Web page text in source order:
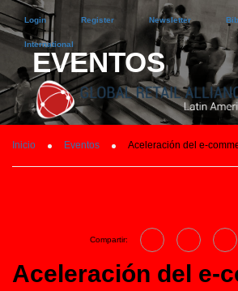
Login Register Newsletter
International
EVENTOS
Inicio Eventos Aceleración del e-
Compartir:
Aceleración del e-